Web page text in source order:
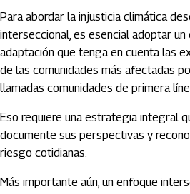
Para abordar la injusticia climática
interseccional, es esencial adoptar un
adaptación que tenga en cuenta las
de las comunidades más afectadas
llamadas comunidades de primera
Eso requiere una estrategia integral
documente sus perspectivas y
riesgo cotidianas.
Más importante aún, un enfoque